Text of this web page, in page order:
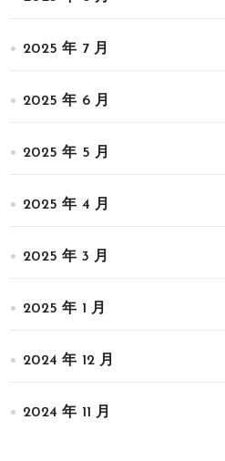
2025 年 7 月
2025 年 6 月
2025 年 5 月
2025 年 4 月
2025 年 3 月
2025 年 1 月
2024 年 12 月
2024 年 11 月